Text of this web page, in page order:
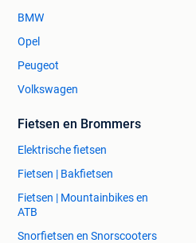
BMW
Opel
Peugeot
Volkswagen
Fietsen en Brommers
Elektrische fietsen
Fietsen | Bakfietsen
Fietsen | Mountainbikes en
ATB
Snorfietsen en Snorscooters